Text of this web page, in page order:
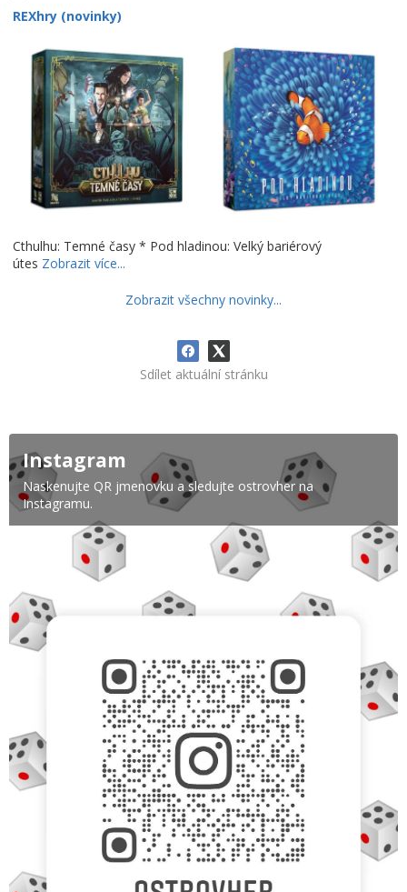
REXhry (novinky)
Cthulhu: Temné časy * Pod hladinou: Velký bariérový
útes Zobrazit více...
Zobrazit všechny novinky...
Sdílet aktuální stránku
Instagram
Naskenujte QR jmenovku a sledujte ostrovher na
Instagramu.